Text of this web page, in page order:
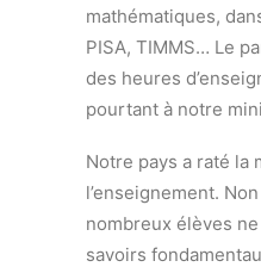
mathématiques,
PISA, TIMMS… Le
des heures
pourtant à notre
Notre pays a raté la
l’enseignement.
nombreux élèves
savoirs